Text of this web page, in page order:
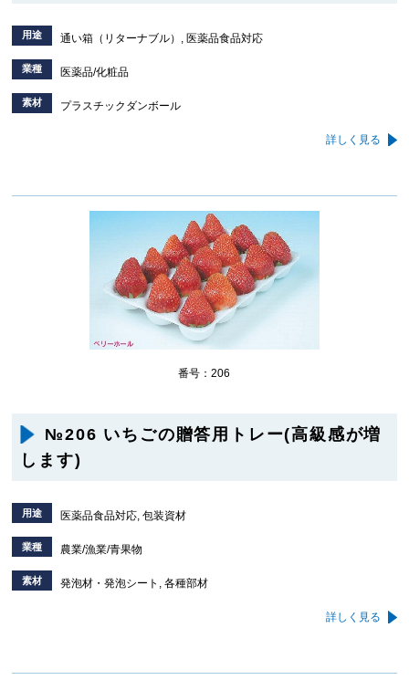
用途 通い箱（リターナブル）, 医薬品食品対応
業種 医薬品/化粧品
素材 プラスチックダンボール
詳しく見る
番号：206
№206 いちごの贈答用トレー(高級感が増
します)
用途 医薬品食品対応, 包装資材
業種 農業/漁業/青果物
素材 発泡材・発泡シート, 各種部材
詳しく見る